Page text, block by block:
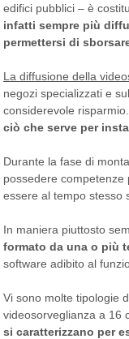
edifici pubblici – è
infatti sempre più
permettersi di
La diffusione della
negozi specializzati e
considerevole risparmio.
ciò che serve per
Durante la fase di
possedere
essere al tempo stesso
In maniera piuttosto
formato da una o più
software adibito al
Vi sono molte tipologie
videosorveglianza a 16
si caratterizzano per